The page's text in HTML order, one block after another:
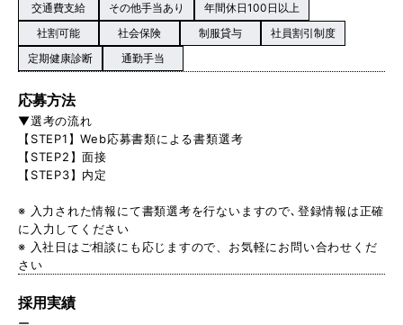
交通費支給 その他手当あり
年間休日100日以上
社割可能
社会保険 制服貸与
社員割引制度
定期健康診断
通勤手当
応募方法
▼選考の流れ
【STEP1】Web応募書類による書類選考
【STEP2】面接
【STEP3】内定
※ 入力された情報にて書類選考を行ないますので､登録情報は正確
に入力してください
※ 入社日はご相談にも応じますので、お気軽にお問い合わせくだ
さい
採用実績